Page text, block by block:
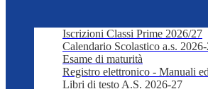
Iscrizioni Classi Prime 2026/27
Calendario Scolastico a.s.
Esame di maturità
Registro elettronico - Manuali
Libri di testo A.S. 2026-27